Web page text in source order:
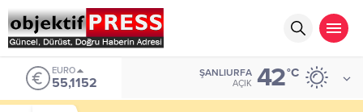
EURO
55,1152
ŞANLIURFA
AÇIK 42°C